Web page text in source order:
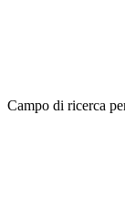
Campo di ricerca